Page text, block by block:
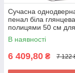
Сучасна
пенал біла
полицями 50 см
книжок у вітальню
Миро-Марк
В наявності
6 409,80 ₴ 7 122